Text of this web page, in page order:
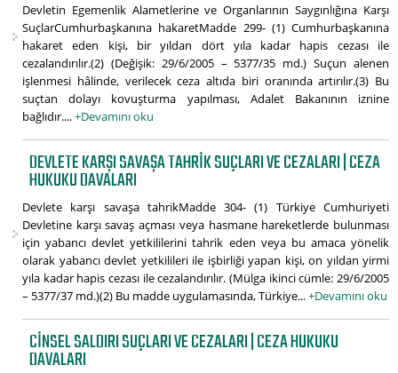
Devletin Egemenlik Alametlerine ve Organlarının Saygınlığına Karşı
SuçlarCumhurbaşkanına hakaretMadde 299- (1) Cumhurbaşkanına
hakaret eden kişi, bir yıldan dört yıla kadar hapis cezası ile
cezalandırılır.(2) (Değişik: 29/6/2005 – 5377/35 md.) Suçun alenen
işlenmesi hâlinde, verilecek ceza altıda biri oranında artırılır.(3) Bu
suçtan dolayı kovuşturma yapılması, Adalet Bakanının iznine
bağlıdır....+Devamını oku
DEVLETE KARŞI SAVAŞA TAHRIK SUÇLARI VE CEZALARI | CEZA
HUKUKU DAVALARI
Devlete karşı savaşa tahrikMadde 304- (1) Türkiye Cumhuriyeti
Devletine karşı savaş açması veya hasmane hareketlerde bulunması
için yabancı devlet yetkililerini tahrik eden veya bu amaca yönelik
olarak yabancı devlet yetkilileri ile işbirliği yapan kişi, on yıldan yirmi
yıla kadar hapis cezası ile cezalandırılır. (Mülga ikinci cümle: 29/6/2005
– 5377/37 md.)(2) Bu madde uygulamasında, Türkiye...+Devamını oku
CINSEL SALDIRI SUÇLARI VE CEZALARI | CEZA HUKUKU
DAVALARI